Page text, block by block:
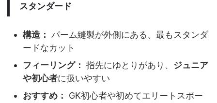
スタンダード
構造： パーム縫製が外側にある、最もスタンダ
ードなカット
フィーリング： 指先にゆとりがあり、 ジュニア
や初心者に扱いやすい
おすすめ：
GK初心者や初めてエリートスポー